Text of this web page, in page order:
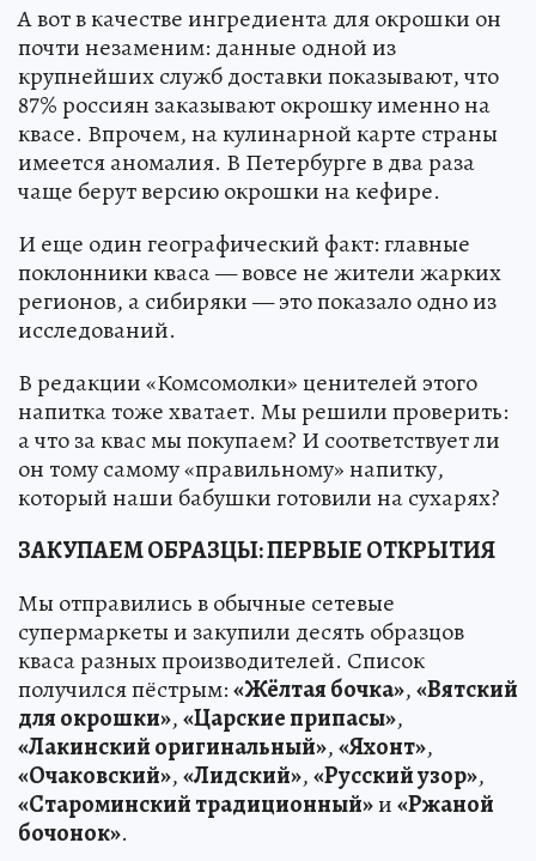
А вот в качестве ингредиента для окрошки он
почти незаменим: данные одной из
крупнейших служб доставки показывают, что
87% россиян заказывают окрошку именно на
квасе. Впрочем, на кулинарной карте страны
имеется аномалия. В Петербурге в два раза
чаще берут версию окрошки на кефире.
И еще один географический факт: главные
поклонники кваса — вовсе не жители жарких
регионов, а сибиряки — это показало одно из
исследований.
В редакции «Комсомолки» ценителей этого
напитка тоже хватает. Мы решили проверить:
а что за квас мы покупаем? И соответствует ли
он тому самому «правильному» напитку,
который наши бабушки готовили на сухарях?
ЗАКУПАЕМ ОБРАЗЦЫ: ПЕРВЫЕ ОТКРЫТИЯ
Мы отправились в обычные сетевые
супермаркеты и закупили десять образцов
кваса разных производителей. Список
получился пёстрым:«Жёлтая бочка»,«Вятский
для окрошки»,«Царские припасы»,
«Лакинский оригинальный»,«Яхонт»,
«Очаковский»,«Лидский»,«Русский узор»,
«Староминский традиционный»и«Ржаной
бочонок».